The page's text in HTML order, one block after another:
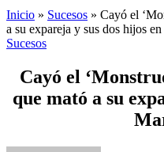
Inicio » Sucesos » Cayó el
a su expareja y sus dos hijos
Sucesos
Cayó el
que mató a su